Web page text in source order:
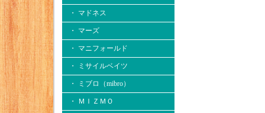
・ マドネス
・ マーズ
・ マニフォールド
・ ミサイルベイツ
・ ミブロ（mibro）
・ ＭＩＺＭＯ